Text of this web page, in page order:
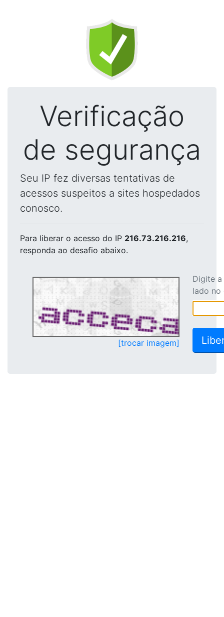
Verificação
de segurança
Seu IP fez diversas tentativas de
acessos suspeitos a sites hospedados
conosco.
Para liberar o acesso do IP 216.73.216.216,
responda ao desafio abaixo.
[trocar imagem]
Digite
lado no